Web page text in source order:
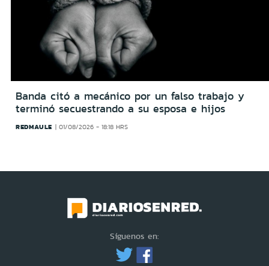
Banda citó a mecánico por un falso trabajo y
terminó secuestrando a su esposa e hijos
REDMAULE 01/08/2026 - 18:18 HRS
Síguenos en: